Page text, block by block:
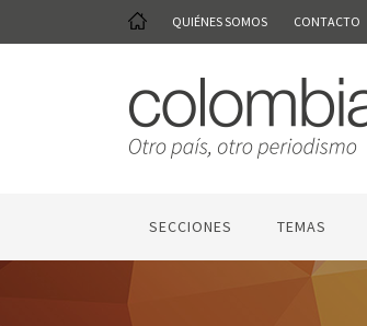
QUIÉNES SOMOS CONTACTO
SECCIONES TEMAS